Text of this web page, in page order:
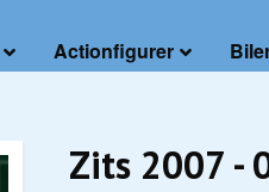
Actionfigurer
Zits 2007 -